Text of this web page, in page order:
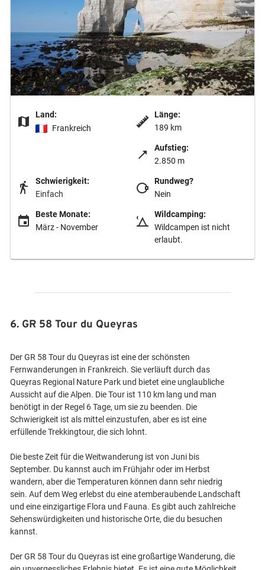
Land:
Frankreich
Länge:
189 km
Aufstieg:
2.850 m
Schwierigkeit:
Einfach
Rundweg?
Nein
Beste Monate:
März - November
Wildcamping:
Wildcampen ist nicht
erlaubt.
6. GR 58 Tour du Queyras
Der GR 58 Tour du Queyras ist eine der schönsten
Fernwanderungen in Frankreich. Sie verläuft durch das
Queyras Regional Nature Park und bietet eine unglaubliche
Aussicht auf die Alpen. Die Tour ist 110 km lang und man
benötigt in der Regel 6 Tage, um sie zu beenden. Die
Schwierigkeit ist als mittel einzustufen, aber es ist eine
erfüllende Trekkingtour, die sich lohnt.
Die beste Zeit für die Weitwanderung ist von Juni bis
September. Du kannst auch im Frühjahr oder im Herbst
wandern, aber die Temperaturen können dann sehr niedrig
sein. Auf dem Weg erlebst du eine atemberaubende Landschaft
und eine einzigartige Flora und Fauna. Es gibt auch zahlreiche
Sehenswürdigkeiten und historische Orte, die du besuchen
kannst.
Der GR 58 Tour du Queyras ist eine großartige Wanderung, die